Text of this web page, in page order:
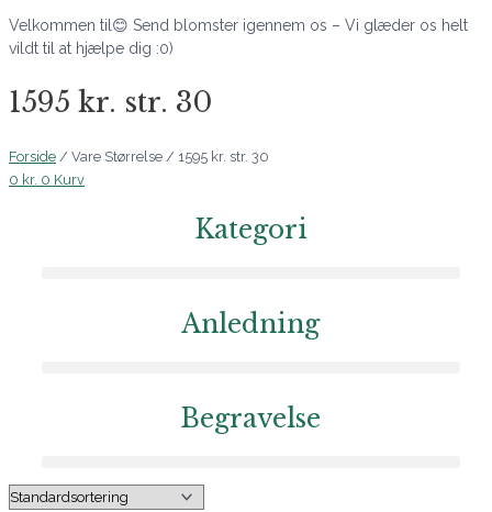
Velkommen til😊 Send blomster igennem os – Vi glæder os helt
vildt til at hjælpe dig :0)
1595 kr. str. 30
Forside / Vare Størrelse / 1595 kr. str. 30
0 kr. 0 Kurv
Kategori
Anledning
Begravelse